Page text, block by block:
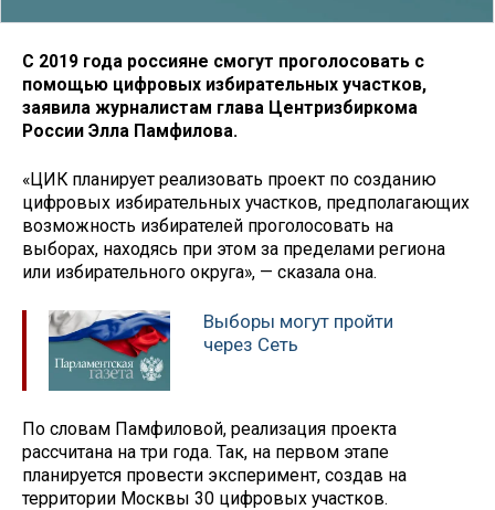
С 2019 года россияне смогут проголосовать с
помощью цифровых избирательных участков,
заявила журналистам глава Центризбиркома
России Элла Памфилова.
«ЦИК планирует реализовать проект по созданию
цифровых избирательных участков, предполагающих
возможность избирателей проголосовать на
выборах, находясь при этом за пределами региона
или избирательного округа», — сказала она.
Выборы могут пройти
через Сеть
По словам Памфиловой, реализация проекта
рассчитана на три года. Так, на первом этапе
планируется провести эксперимент, создав на
территории Москвы 30 цифровых участков.